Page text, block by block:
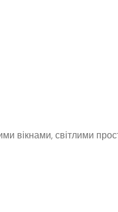
вікнами, світлими